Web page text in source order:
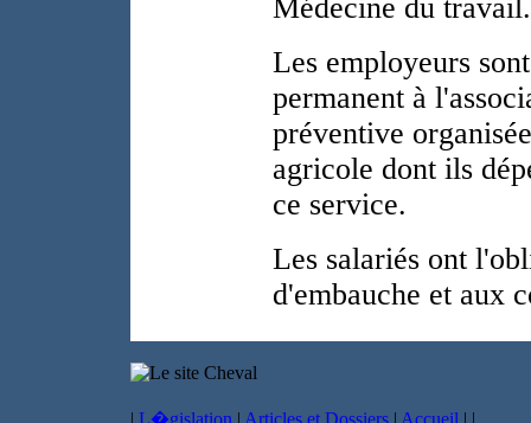
Médecine du travail.
Les employeurs
permanent à
préventive
agricole dont ils
ce service.
Les salariés ont
d'embauche et aux